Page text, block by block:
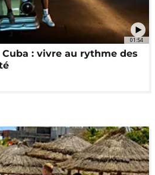
01:54
: vivre au rythme des